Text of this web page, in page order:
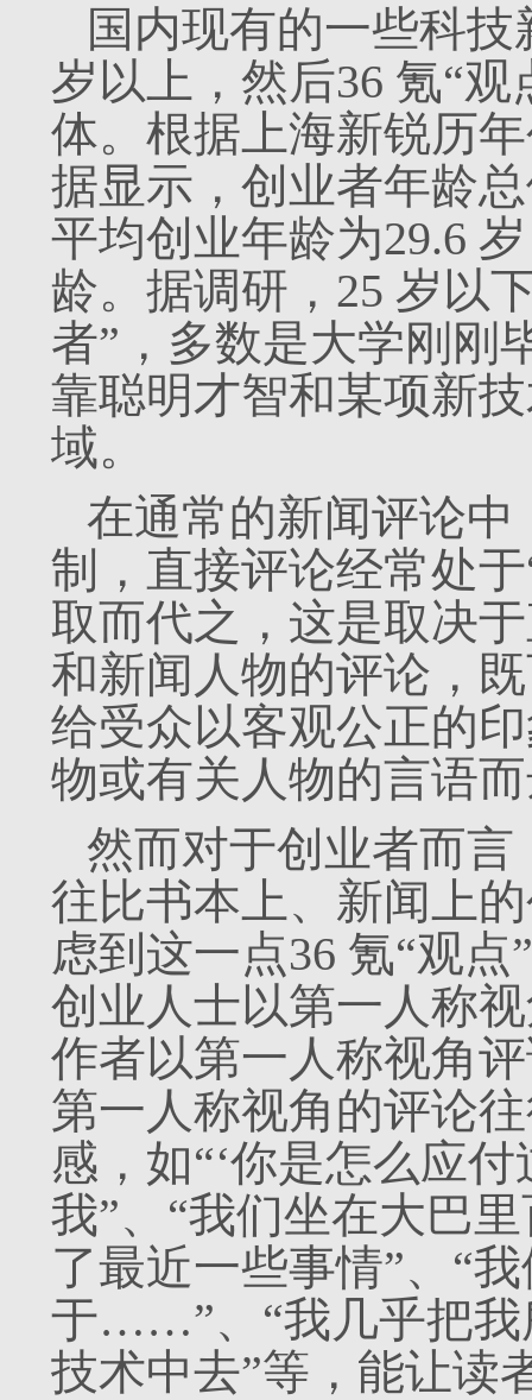
国内现有的一些科
岁以上，然后36 氪“
体。根据上海新锐历
据显示，创业者年龄
平均创业年龄为29.6
龄。据调研，25 岁以
者”，多数是大学刚刚
靠聪明才智和某项新
域。
在通常的新闻评论
制，直接评论经常处
取而代之，这是取决
和新闻人物的评论，
给受众以客观公正的
物或有关人物的言语
然而对于创业者而
往比书本上、新闻上
虑到这一点36 氪“观
创业人士以第一人称
作者以第一人称视角
第一人称视角的评论
感，如“‘你是怎么应
我”、“我们坐在大巴
了最近一些事情”、“
于……”、“我几乎把我
技术中去”等，能让读